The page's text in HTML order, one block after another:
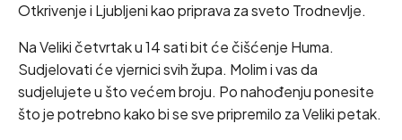
Otkrivenje i Ljubljeni kao priprava za sveto Trodnevlje.
Na Veliki četvrtak u 14 sati bit će čišćenje Huma.
Sudjelovati će vjernici svih župa. Molim i vas da
sudjelujete u što većem broju. Po nahođenju ponesite
što je potrebno kako bi se sve pripremilo za Veliki petak.